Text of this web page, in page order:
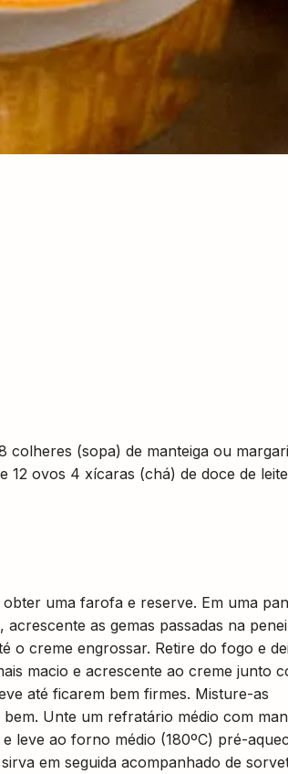
colheres (sopa) de manteiga ou
ovos 4 xícaras (chá) de doce de
uma farofa e reserve. Em uma
as gemas passadas na
o creme engrossar. Retire do fogo e
macio e acrescente ao creme junto
até ficarem bem firmes. Misture-as
Unte um refratário médio com
leve ao forno médio (180ºC) pré-
em seguida acompanhado de